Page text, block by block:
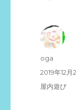
投
oga
投
稿
2019年12月
カ
屋内遊び